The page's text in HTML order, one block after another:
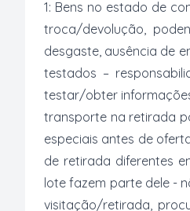
1: Bens no estado de
troca/devolução,
desgaste, ausência de
testados –
testar/obter
transporte na retirada
especiais antes de
de retirada diferentes
lote fazem parte dele -
visitação/retirada,